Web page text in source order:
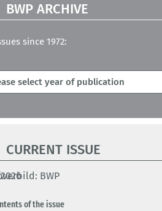
BWP ARCHIVE
since 1972:
CURRENT ISSUE
of the issue